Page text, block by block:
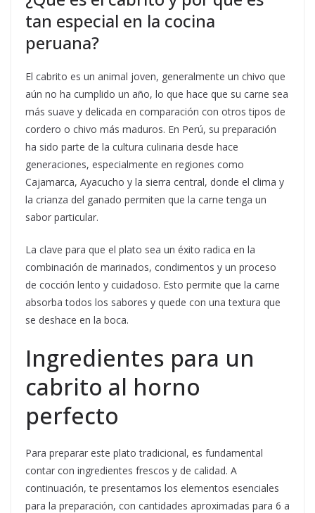
tan especial en la cocina
peruana?
El cabrito es un animal joven, generalmente un chivo que
aún no ha cumplido un año, lo que hace que su carne sea
más suave y delicada en comparación con otros tipos de
cordero o chivo más maduros. En Perú, su preparación
ha sido parte de la cultura culinaria desde hace
generaciones, especialmente en regiones como
Cajamarca, Ayacucho y la sierra central, donde el clima y
la crianza del ganado permiten que la carne tenga un
sabor particular.
La clave para que el plato sea un éxito radica en la
combinación de marinados, condimentos y un proceso
de cocción lento y cuidadoso. Esto permite que la carne
absorba todos los sabores y quede con una textura que
se deshace en la boca.
Ingredientes para un
cabrito al horno
perfecto
Para preparar este plato tradicional, es fundamental
contar con ingredientes frescos y de calidad. A
continuación, te presentamos los elementos esenciales
para la preparación, con cantidades aproximadas para 6 a